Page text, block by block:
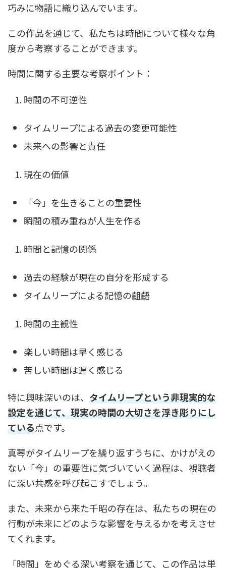
巧みに物語に織り込んでいます。
この作品を通じて、私たちは時間について様々な角
度から考察することができます。
時間に関する主要な考察ポイント：
時間の不可逆性
タイムリープによる過去の変更可能性
未来への影響と責任
現在の価値
「今」を生きることの重要性
瞬間の積み重ねが人生を作る
時間と記憶の関係
過去の経験が現在の自分を形成する
タイムリープによる記憶の齟齬
時間の主観性
楽しい時間は早く感じる
苦しい時間は遅く感じる
特に興味深いのは、 タイムリープという非現実的な
設定を通じて、現実の時間の大切さを浮き彫りにし
ている点です。
真琴がタイムリープを繰り返すうちに、かけがえの
ない「今」の重要性に気づいていく過程は、視聴者
に深い共感を呼び起こすでしょう。
また、未来から来た千昭の存在は、私たちの現在の
行動が未来にどのような影響を与えるかを考えさせ
てくれます。
「時間」をめぐる深い考察を通じて、この作品は単